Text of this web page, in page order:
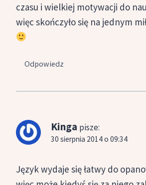
czasu i wielkiej motywacji do
więc skończyło się na jednym
Odpowiedz
Kinga pisze:
30 sierpnia 2014 o 09:34
Język wydaje się łatwy do